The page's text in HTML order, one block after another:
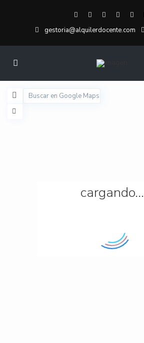
gestoria@alquilerdocente.com
cargando...